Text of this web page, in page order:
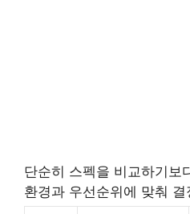
단순히 스펙을 비교하기보
환경과 우선순위에 맞춰